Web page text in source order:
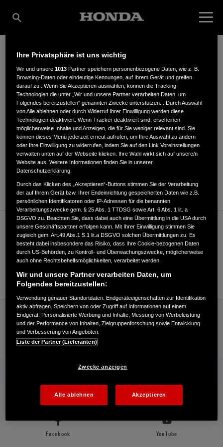
CHMELL, I.
Gewerbering 3,03099,Krieschow
ANFAHRTSBESCHREIBUNG ANFORDERN
WEBSITE
Verkauf / Kundendienst
035604/281
E-Mail
Honda Industrie Chmell, I. - Industrie – Honda - Willkommen bei Honda
Kontakt Händlersuche
Folgen Sie uns auf
Facebook YouTube
Ihre Privatsphäre ist uns wichtig
Wir und unsere1013 Partner speichern personenbezogene Daten, wie z. B.
Browsing-Daten oder eindeutige Kennungen, auf Ihrem Gerät und greifen
darauf zu . Wenn Sie Akzeptieren auswählen, können die Tracking-
Technologien die unter „Wir und unsere Partner verarbeiten Daten, um
Folgendes bereitzustellen“ genannten Zwecke unterstützen. . Durch Auswahl
von Alle ablehnen oder durch Widerruf Ihrer Einwilligung werden diese
Technologien deaktiviert. Wenn Tracker deaktiviert sind, erscheinen
möglicherweise Inhalte und Anzeigen, die für Sie weniger relevant sind. Sie
können dieses Menü jederzeit erneut aufrufen, um Ihre Auswahl zu ändern
oder Ihre Einwilligung zu widerrufen, indem Sie auf den Link Voreinstellungen
verwalten unten auf der Webseite klicken. Ihre Wahl wirkt sich auf unsere/n
Website aus. Weitere Informationen finden Sie in unserer
Datenschutzerklärung.
Durch das Klicken des „Akzeptieren“-Buttons stimmen Sie der Verarbeitung
der auf Ihrem Gerät bzw. Ihrer Endeinrichtung gespeicherten Daten wie z.B.
persönlichen Identifikatoren oder IP-Adressen für die benannten
Verarbeitungszwecke gem. § 25 Abs. 1 TTDSG sowie Art. 6 Abs. 1 lit. a
DSGVO zu. Beachten Sie, dass dabei auch eine Übermittlung in die USA durch
unsere Geschäftspartner erfolgen kann. Mit Ihrer Einwilligung stimmen Sie
zugleich gem. Art.49 Abs.1 S.1 lit.a DSGVO solchen Übermittlungen zu. Es
besteht dabei insbesondere das Risiko, dass Ihre Cookie-bezogenen Daten
durch US-Behörden, zu Kontroll- und Überwachungszwecke, möglicherweise
auch ohne Rechtsbehelfsmöglichkeiten, verarbeitet werden.
Wir und unsere Partner verarbeiten Daten, um
Folgendes bereitzustellen:
Verwendung genauer Standortdaten. Endgeräteeigenschaften zur Identifikation
aktiv abfragen. Speichern von oder Zugriff auf Informationen auf einem
Endgerät. Personalisierte Werbung und Inhalte, Messung von Werbeleistung
und der Performance von Inhalten, Zielgruppenforschung sowie Entwicklung
und Verbesserung von Angeboten.
Liste der Partner (Lieferanten)
Zwecke anzeigen
Alle ablehnen Akzeptieren